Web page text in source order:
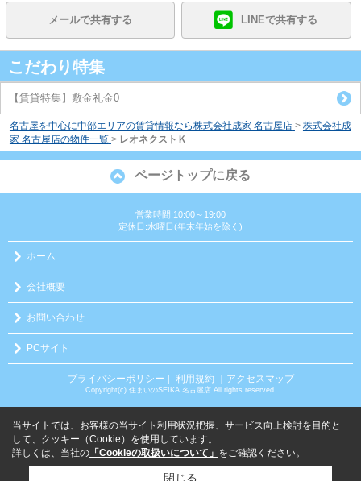
メールで共有する LINEで共有する
こだわり特集
【賃貸特集】敷金礼金0
名古屋を中心に中部エリアの賃貸情報なら株式会社成家 名古屋店 > 株式会社成
家 名古屋店の物件一覧 > レオネクストＫ
ページトップに戻る
営業時間:10:00～19:00
定休日:水曜日(年末年始を除く)
ホーム
会社概要
お問い合わせ
PCサイト
プライバシーポリシー 利用規約 ｜アクセスマップ
Copyright(c) 住まいのSEIKA 名古屋店 All rights reserved.
当サイトでは、お客様の当サイト利用状況把握、サービス向上検討を目的と
して、クッキー（Cookie）を使用しています。
詳しくは、当社の 「Cookieの取扱いについて」 をご確認ください。
閉じる